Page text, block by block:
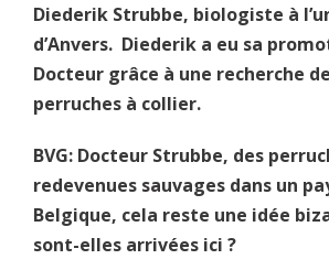
Diederik Strubbe, biologiste à
d’Anvers. Diederik a eu sa
Docteur grâce à une recherche
perruches à collier.
BVG: Docteur Strubbe, des
redevenues sauvages dans un
Belgique, cela reste une idée
sont-elles arrivées ici ?